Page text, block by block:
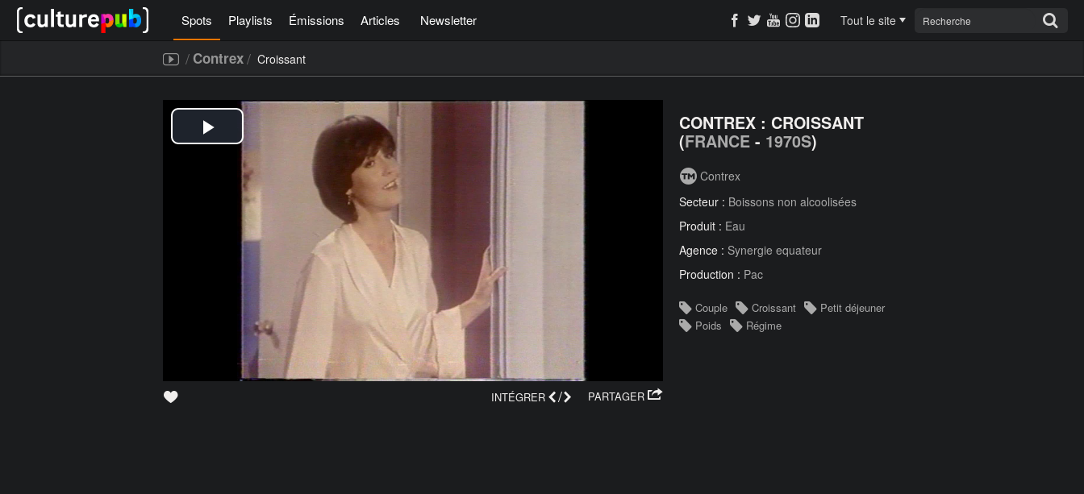
Spots Playlists Émissions Articles Newsletter Tout le site
/Contrex/ Croissant
PARTAGER
INTÉGRER /
CONTREX : CROISSANT
(FRANCE - 1970S)
Contrex
Secteur : Boissons non alcoolisées
Produit : Eau
Agence : Synergie equateur
Production : Pac
Couple Croissant
Petit déjeuner
Poids
Régime